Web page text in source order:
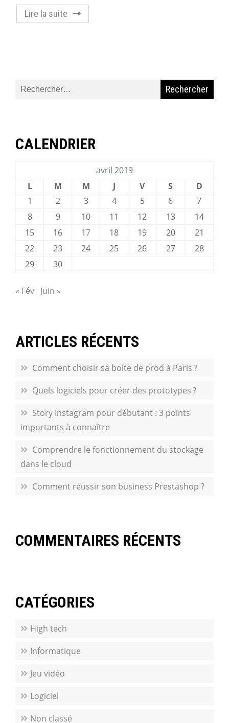
Lire la suite
Rechercher :
CALENDRIER
avril 2019
L
M M J V S
D
1
2 3 4 5 6
7
8
9 10 11 12 13
14
15
16 17 18 19 20
21
22
23 24 25 26 27
28
29
30
« Fév Juin »
ARTICLES RÉCENTS
Comment choisir sa boite de prod à Paris ?
Quels logiciels pour créer des prototypes ?
Story Instagram pour débutant : 3 points
importants à connaître
Comprendre le fonctionnement du stockage
dans le cloud
Comment réussir son business Prestashop ?
COMMENTAIRES RÉCENTS
CATÉGORIES
High tech
Informatique
Jeu vidéo
Logiciel
Non classé